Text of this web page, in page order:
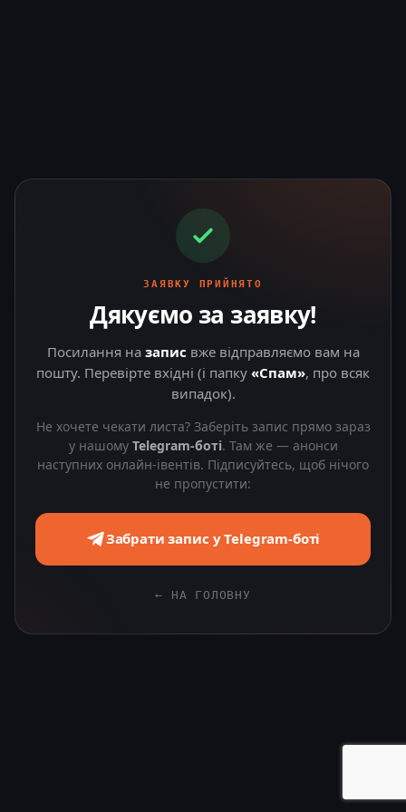
ЗАЯВКУ ПРИЙНЯТО
Дякуємо за заявку!
Посилання на запис вже відправляємо вам на
пошту. Перевірте вхідні (і папку «Спам», про всяк
випадок).
Не хочете чекати листа? Заберіть запис прямо зараз
у нашому Telegram-боті. Там же — анонси
наступних онлайн-івентів. Підписуйтесь, щоб нічого
не пропустити:
Забрати запис у Telegram-боті
← НА ГОЛОВНУ